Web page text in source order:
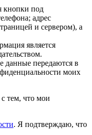
кнопки под
адрес
и сервером), а
является
данные передаются в
моих
тем, что мои
. Я подтверждаю, что